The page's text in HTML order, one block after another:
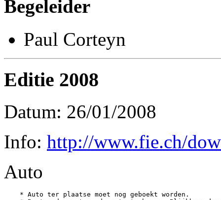
Begeleider
Paul Corteyn
Editie 2008
Datum: 26/01/2008
Info: http://www.fie.ch/
Auto
    * Auto ter plaatse moet nog geboekt worden.